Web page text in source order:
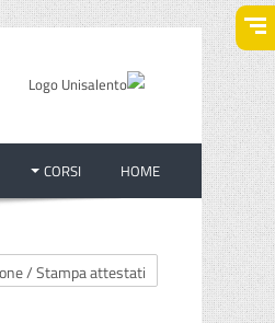
تخطى إلى المحتوى الرئيسي
HOME
CORSI
تصنيفات المقررات